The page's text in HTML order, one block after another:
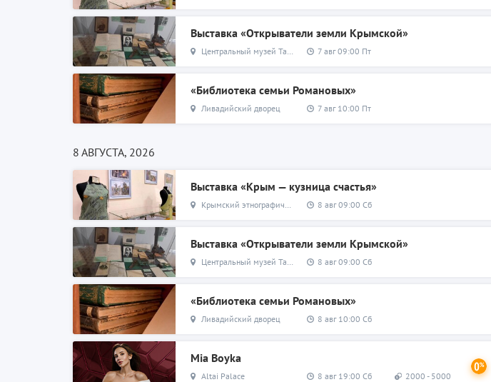
Выставка «Открыватели земли Крымской»
Центральный музей Тавриды 7 авг 09:00 Пт
«Библиотека семьи Романовых»
Ливадийский дворец 7 авг 10:00 Пт
8 АВГУСТА, 2026
Выставка «Крым — кузница счастья»
Крымский этнографический музей 8 авг 09:00 Сб
Выставка «Открыватели земли Крымской»
Центральный музей Тавриды 8 авг 09:00 Сб
«Библиотека семьи Романовых»
Ливадийский дворец 8 авг 10:00 Сб
Mia Boyka
Altai Palace 8 авг 19:00 Сб 2000 - 5000